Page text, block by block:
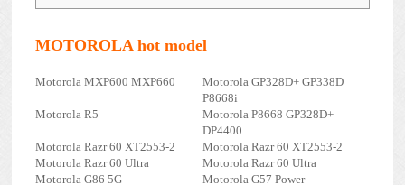
MOTOROLA hot model
Motorola MXP600 MXP660
Motorola GP328D+ GP338D
P8668i
Motorola R5
Motorola P8668 GP328D+
DP4400
Motorola Razr 60 XT2553-2
Motorola Razr 60 XT2553-2
Motorola Razr 60 Ultra
Motorola Razr 60 Ultra
Motorola G86 5G
Motorola G57 Power